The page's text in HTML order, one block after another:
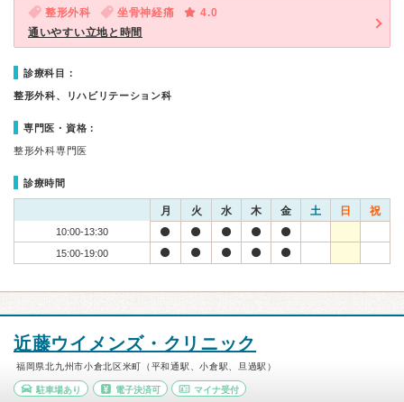
整形外科 坐骨神経痛
4.0
通いやすい立地と時間
診療科目：
整形外科、リハビリテーション科
専門医・資格：
整形外科専門医
診療時間
月 火 水 木 金 土 日 祝
10:00-13:30
15:00-19:00
近藤ウイメンズ・クリニック
福岡県北九州市小倉北区米町（平和通駅、小倉駅、旦過駅）
駐車場あり 電子決済可 マイナ受付